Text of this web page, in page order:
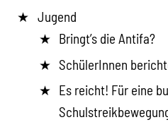
Jugend
Bringt’s die Antifa?
SchülerInnen
Es reicht! Für eine